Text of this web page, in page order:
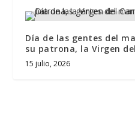
Día de las gentes del
su patrona, la Virgen
15 julio, 2026